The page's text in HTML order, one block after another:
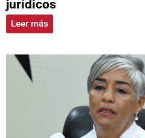
jurídicos
Leer más